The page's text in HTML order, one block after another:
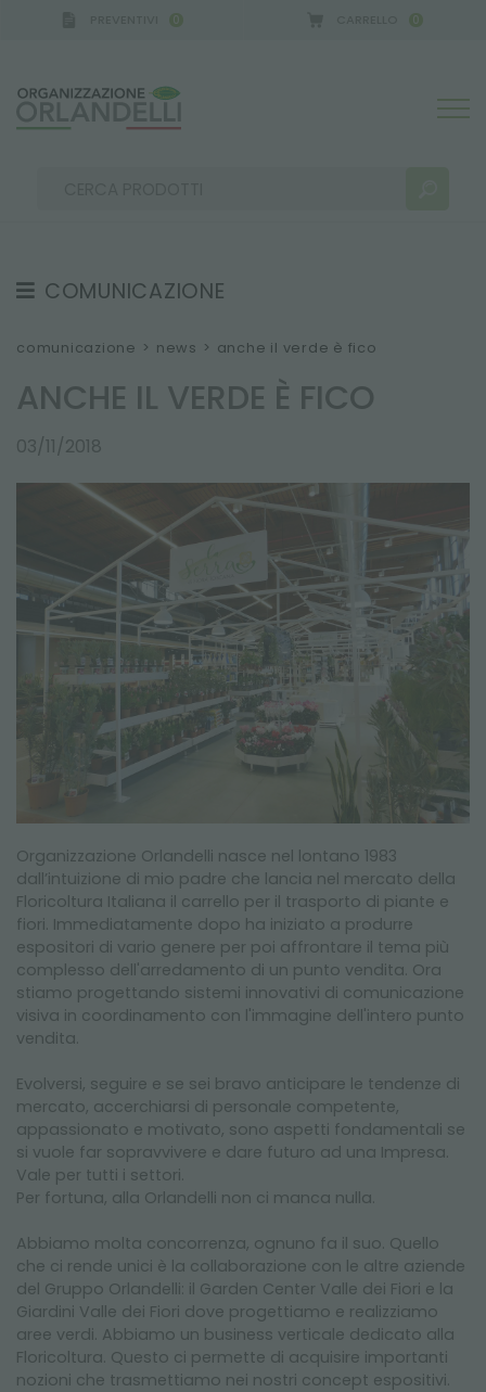
0 0
ALTRI RISULTATI PER TE:
COMUNICAZIONE
TESTIMONIAL
CATALOGHI
NEWSLETTER
comunicazione > news > anche il verde è fico
ANCHE IL VERDE È FICO
03/11/2018
Organizzazione Orlandelli nasce nel lontano 1983
dall’intuizione di mio padre che lancia nel mercato della
Floricoltura Italiana il carrello per il trasporto di piante e
fiori. Immediatamente dopo ha iniziato a produrre
espositori di vario genere per poi affrontare il tema più
complesso dell'arredamento di un punto vendita. Ora
stiamo progettando sistemi innovativi di comunicazione
visiva in coordinamento con l'immagine dell'intero punto
vendita.
Evolversi, seguire e se sei bravo anticipare le tendenze di
mercato, accerchiarsi di personale competente,
appassionato e motivato, sono aspetti fondamentali se
si vuole far sopravvivere e dare futuro ad una Impresa.
Vale per tutti i settori.
Per fortuna, alla Orlandelli non ci manca nulla.
Abbiamo molta concorrenza, ognuno fa il suo. Quello
che ci rende unici è la collaborazione con le altre aziende
del Gruppo Orlandelli: il Garden Center Valle dei Fiori e la
Giardini Valle dei Fiori dove progettiamo e realizziamo
aree verdi. Abbiamo un business verticale dedicato alla
Floricoltura. Questo ci permette di acquisire importanti
nozioni che trasmettiamo nei nostri concept espositivi.